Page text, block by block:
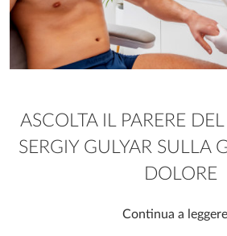
ASCOLTA IL PARERE
SERGIY GULYAR SULLA
DOLORE
Continua a